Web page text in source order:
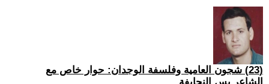
(23) شجون العامية وفلسفة الوجدان: حوار خاص مع